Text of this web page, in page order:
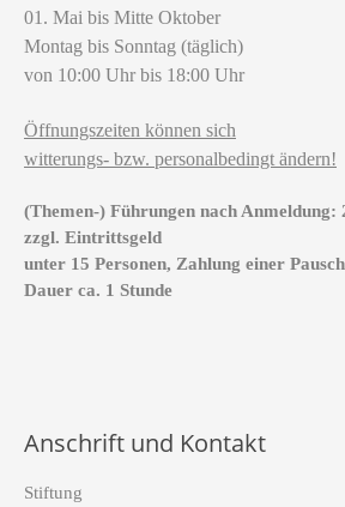
01. Mai bis Mitte Oktober
Montag bis Sonntag (täglich)
von 10:00 Uhr bis 18:00 Uhr
Öffnungszeiten können sich
witterungs- bzw. personalbedingt ändern!
(Themen-) Führungen nach Anmeldung:
zzgl. Eintrittsgeld
unter 15 Personen, Zahlung einer
Dauer ca. 1 Stunde
Anschrift und Kontakt
Stiftung